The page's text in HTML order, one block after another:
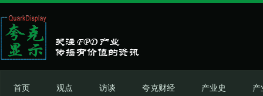
首页 观点 访谈 夸克财经 产业史 产